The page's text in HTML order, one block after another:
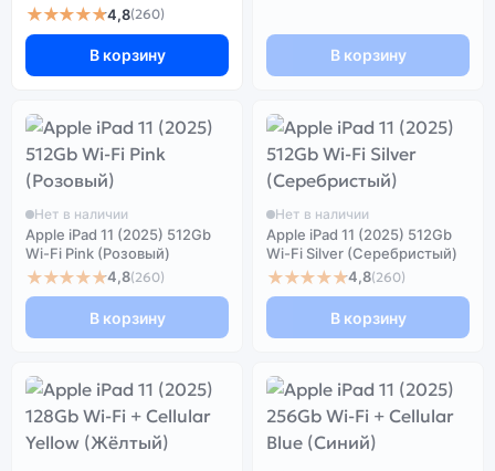
★★★★★4,8(260)
В корзину В корзину
Нет в наличии
Apple iPad 11 (2025) 512Gb
Wi-Fi Pink (Розовый)
★★★★★4,8(260)
В корзину
Нет в наличии
Apple iPad 11 (2025) 512Gb
Wi-Fi Silver (Серебристый)
★★★★★4,8(260)
В корзину